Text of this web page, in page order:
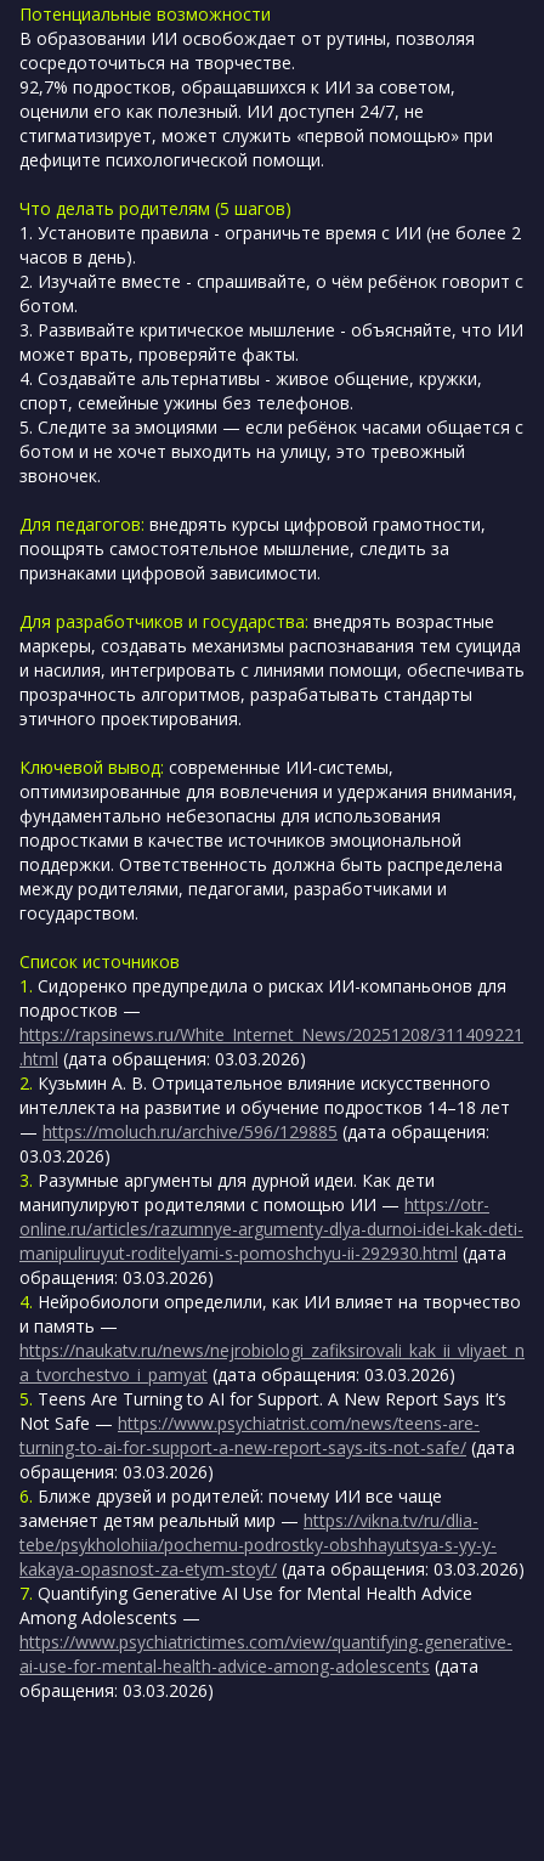
Потенциальные возможности
В образовании ИИ освобождает от рутины, позволяя
сосредоточиться на творчестве.
92,7% подростков, обращавшихся к ИИ за советом,
оценили его как полезный. ИИ доступен 24/7, не
стигматизирует, может служить «первой помощью» при
дефиците психологической помощи.
Что делать родителям (5 шагов)
1. Установите правила - ограничьте время с ИИ (не более 2
часов в день).
2. Изучайте вместе - спрашивайте, о чём ребёнок говорит с
ботом.
3. Развивайте критическое мышление - объясняйте, что ИИ
может врать, проверяйте факты.
4. Создавайте альтернативы - живое общение, кружки,
спорт, семейные ужины без телефонов.
5. Следите за эмоциями — если ребёнок часами общается с
ботом и не хочет выходить на улицу, это тревожный
звоночек.
Для педагогов: внедрять курсы цифровой грамотности,
поощрять самостоятельное мышление, следить за
признаками цифровой зависимости.
Для разработчиков и государства: внедрять возрастные
маркеры, создавать механизмы распознавания тем суицида
и насилия, интегрировать с линиями помощи, обеспечивать
прозрачность алгоритмов, разрабатывать стандарты
этичного проектирования.
Ключевой вывод: современные ИИ-системы,
оптимизированные для вовлечения и удержания внимания,
фундаментально небезопасны для использования
подростками в качестве источников эмоциональной
поддержки. Ответственность должна быть распределена
между родителями, педагогами, разработчиками и
государством.
Список источников
1. Сидоренко предупредила о рисках ИИ-компаньонов для
подростков —
https://rapsinews.ru/White_Internet_News/20251208/311409221
.html (дата обращения: 03.03.2026)
2. Кузьмин А. В. Отрицательное влияние искусственного
интеллекта на развитие и обучение подростков 14–18 лет
— https://moluch.ru/archive/596/129885 (дата обращения:
03.03.2026)
3. Разумные аргументы для дурной идеи. Как дети
манипулируют родителями с помощью ИИ — https://otr-
online.ru/articles/razumnye-argumenty-dlya-durnoi-idei-kak-deti-
manipuliruyut-roditelyami-s-pomoshchyu-ii-292930.html (дата
обращения: 03.03.2026)
4. Нейробиологи определили, как ИИ влияет на творчество
и память —
https://naukatv.ru/news/nejrobiologi_zafiksirovali_kak_ii_vliyaet_n
a_tvorchestvo_i_pamyat (дата обращения: 03.03.2026)
5. Teens Are Turning to AI for Support. A New Report Says It’s
Not Safe — https://www.psychiatrist.com/news/teens-are-
turning-to-ai-for-support-a-new-report-says-its-not-safe/ (дата
обращения: 03.03.2026)
6. Ближе друзей и родителей: почему ИИ все чаще
заменяет детям реальный мир — https://vikna.tv/ru/dlia-
tebe/psykholohiia/pochemu-podrostky-obshhayutsya-s-yy-y-
kakaya-opasnost-za-etym-stoyt/ (дата обращения: 03.03.2026)
7. Quantifying Generative AI Use for Mental Health Advice
Among Adolescents —
https://www.psychiatrictimes.com/view/quantifying-generative-
ai-use-for-mental-health-advice-among-adolescents (дата
обращения: 03.03.2026)